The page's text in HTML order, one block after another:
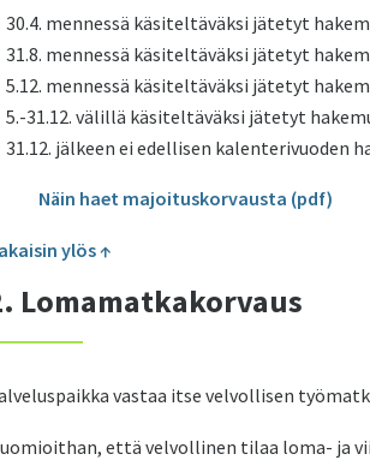
30.4. mennessä käsiteltäväksi jätetyt
31.8. mennessä käsiteltäväksi jätetyt
5.12. mennessä käsiteltäväksi jätetyt
5.-31.12. välillä käsiteltäväksi jätetyt
31.12. jälkeen ei edellisen kalenterivuoden
Näin haet majoituskorvausta (pdf)
ylös ↑
Lomamatkakorvaus
vastaa itse velvollisen
että velvollinen tilaa loma- ja